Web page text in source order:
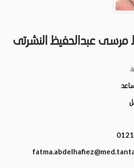
مرسى عبدالحفيظ النشرتى